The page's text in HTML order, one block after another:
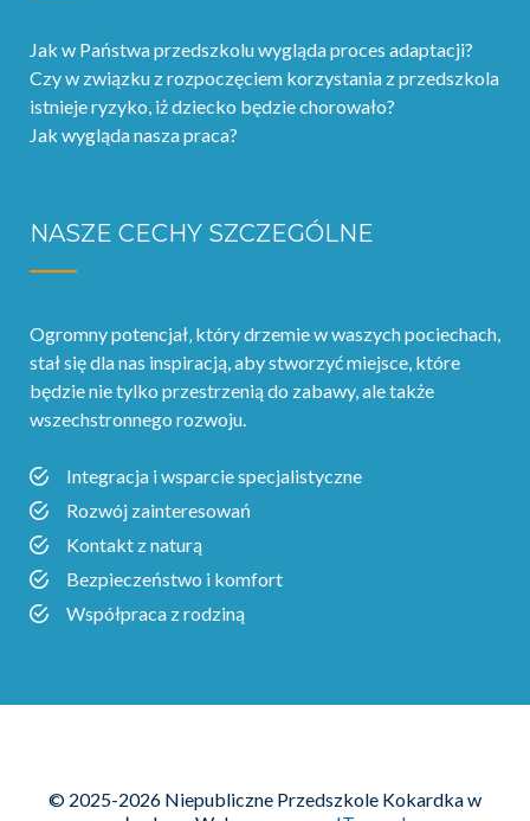
Jak w Państwa przedszkolu wygląda proces adaptacji?
Czy w związku z rozpoczęciem korzystania z przedszkola
istnieje ryzyko, iż dziecko będzie chorowało?
Jak wygląda nasza praca?
NASZE CECHY SZCZEGÓLNE
Ogromny potencjał‚ który drzemie w waszych pociechach,
stał się dla nas inspiracją, aby stworzyć miejsce, które
będzie nie tylko przestrzenią do zabawy, ale także
wszechstronnego rozwoju.
Integracja i wsparcie specjalistyczne
Rozwój zainteresowań
Kontakt z naturą
Bezpieczeństwo i komfort
Współpraca z rodziną
© 2025-2026 Niepubliczne Przedszkole Kokardka w